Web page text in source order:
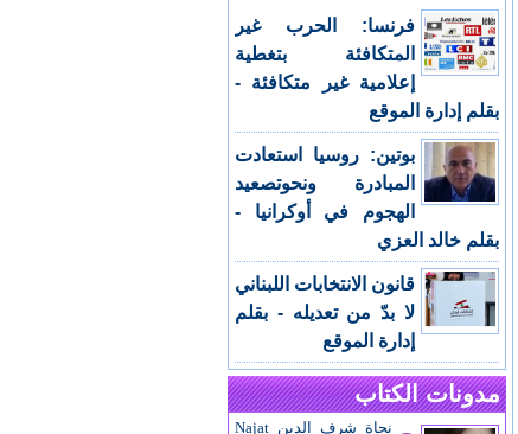
فرنسا: الحرب غير
المتكافئة بتغطية
إعلامية غير متكافئة -
بقلم إدارة الموقع
بوتين: روسيا استعادت
المبادرة ونحوتصعيد
الهجوم في أوكرانيا -
بقلم خالد العزي
قانون الانتخابات اللبناني
لا بدّ من تعديله - بقلم
إدارة الموقع
مدونات الكتاب
نجاة شرف الدين Najat